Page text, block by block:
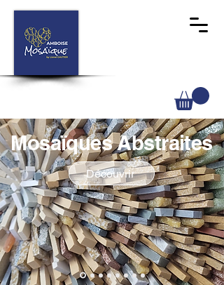
Mosaïques Abstraites
Découvrir